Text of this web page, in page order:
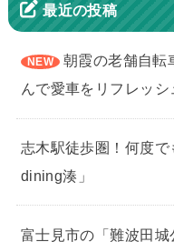
最近の投稿
朝霞の老舗自転
んで愛車をリフレッシ
志木駅徒歩圏！何度
dining湊」
富士見市の「難波田